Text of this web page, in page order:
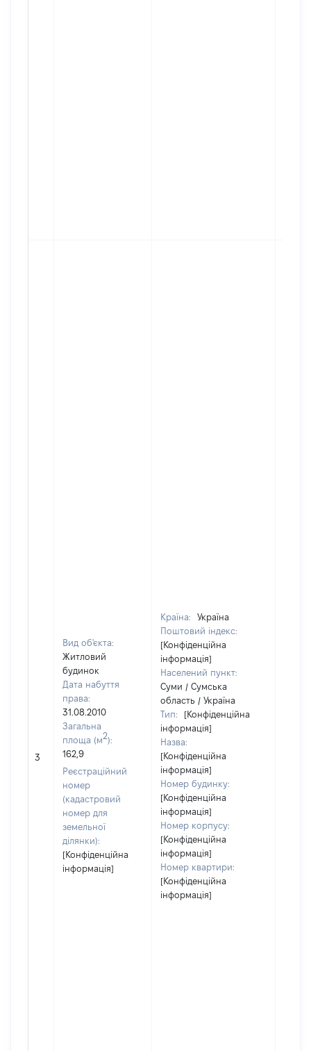
3
Вид об'єкта:
Житловий
будинок
Дата набуття
права:
31.08.2010
Загальна
площа (м2):
162,9
Реєстраційний
номер
(кадастровий
номер для
земельної
ділянки):
[Конфіденційна
інформація]
Країна:
Україна
Поштовий індекс:
[Конфіденційна
інформація]
Населений пункт:
Суми / Сумська
область / Україна
Тип:
[Конфіденційна
інформація]
Назва:
[Конфіденційна
інформація]
Номер будинку:
[Конфіденційна
інформація]
Номер корпусу:
[Конфіденційна
інформація]
Номер квартири:
[Конфіденційна
інформація]